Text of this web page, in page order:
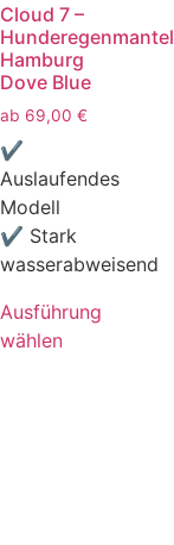
Cloud 7 –
Hunderegenmantel
Hamburg
Dove Blue
ab 69,00 €
✔
Auslaufendes
Modell
✔ Stark
wasserabweisend
Ausführung
wählen